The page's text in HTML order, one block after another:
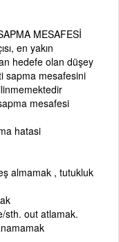
MESAFESİ
en yakın
hedefe olan düşey
sapma mesafesini
mesafesi
hatasi
almamak , tutukluk
sth. out atlamak.